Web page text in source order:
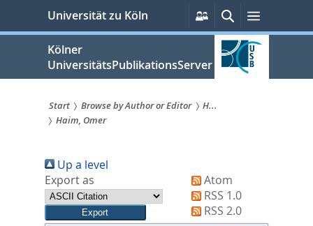
springen
Universität zu Köln
Persönliche
Services
SucheMenü
Kölner
UniversitätsPublikationsServer
Sie
sind
hier:
Start Browse by Author or Editor
H...
Haim, Omer
Up a level
Export as
Atom
RSS 1.0
RSS 2.0